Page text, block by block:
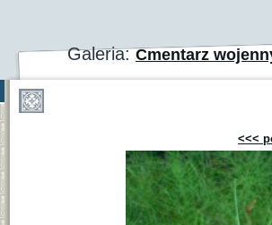
Galeria:Cmentarz
<<<